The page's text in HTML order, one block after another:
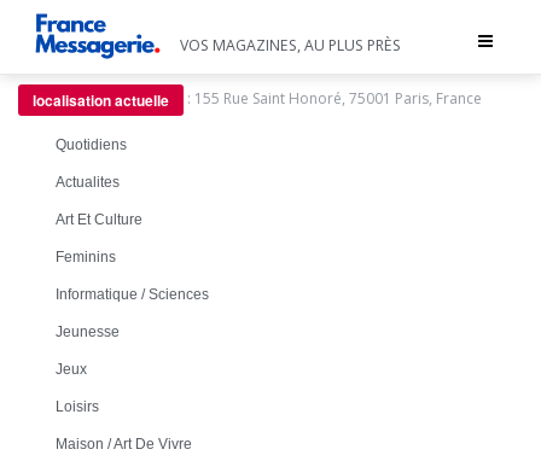
Toggle
VOS MAGAZINES, AU PLUS PRÈS
localisation actuelle : 155 Rue Saint Honoré, 75001 Paris, France
Quotidiens
Actualites
Art Et Culture
Feminins
Informatique / Sciences
Jeunesse
Jeux
Loisirs
Maison / Art De Vivre